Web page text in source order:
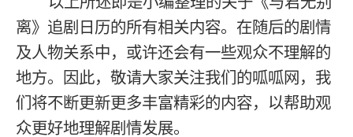
离》追剧日历的所有相关内容。在随后的剧情
及人物关系中，或许还会有一些观众不理解的
地方。因此，敬请大家关注我们的呱呱网，我
们将不断更新更多丰富精彩的内容，以帮助观
众更好地理解剧情发展。